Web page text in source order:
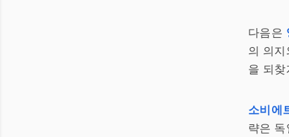
다음은
의 의
을 되찾
소비에
략은